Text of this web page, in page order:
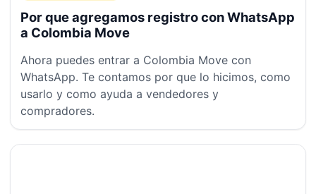
Por que agregamos registro con WhatsApp
a Colombia Move
Ahora puedes entrar a Colombia Move con
WhatsApp. Te contamos por que lo hicimos, como
usarlo y como ayuda a vendedores y
compradores.